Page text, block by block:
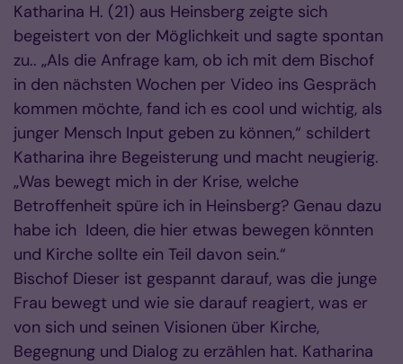
Katharina H. (21) aus Heinsberg zeigte sich
begeistert von der Möglichkeit und sagte spontan
zu.. „Als die Anfrage kam, ob ich mit dem Bischof
in den nächsten Wochen per Video ins Gespräch
kommen möchte, fand ich es cool und wichtig, als
junger Mensch Input geben zu können,“ schildert
Katharina ihre Begeisterung und macht neugierig.
„Was bewegt mich in der Krise, welche
Betroffenheit spüre ich in Heinsberg? Genau dazu
habe ich Ideen, die hier etwas bewegen könnten
und Kirche sollte ein Teil davon sein.“
Bischof Dieser ist gespannt darauf, was die junge
Frau bewegt und wie sie darauf reagiert, was er
von sich und seinen Visionen über Kirche,
Begegnung und Dialog zu erzählen hat. Katharina